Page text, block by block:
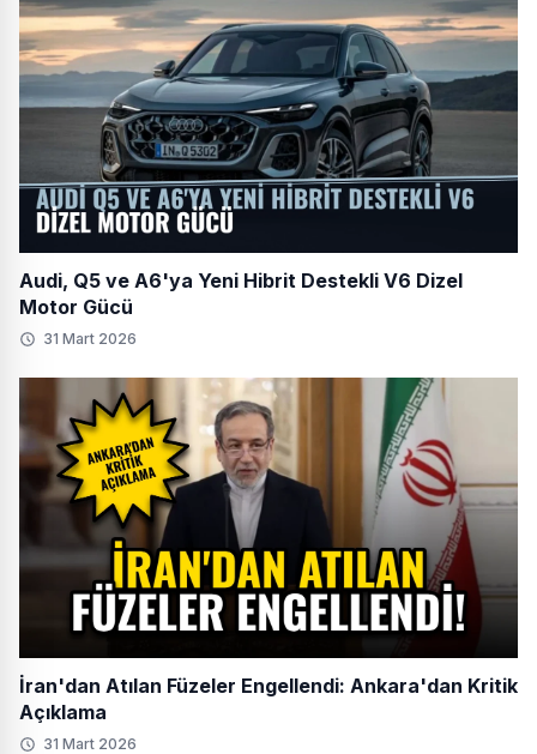
Audi, Q5 ve A6'ya Yeni Hibrit Destekli V6 Dizel
Motor Gücü
31 Mart 2026
İran'dan Atılan Füzeler Engellendi: Ankara'dan Kritik
Açıklama
31 Mart 2026